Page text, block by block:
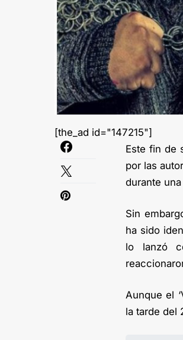
[the_ad id="147215"]
Este fin de
por las
durante
Sin
ha sido
lo lanzó
Aunque el
la tarde del